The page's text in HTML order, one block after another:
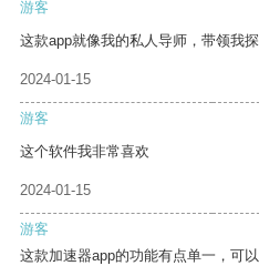
游客
这款app就像我的私人导师，带领我探
2024-01-15
游客
这个软件我非常喜欢
2024-01-15
游客
这款加速器app的功能有点单一，可